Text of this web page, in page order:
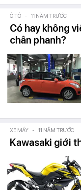
Ô TÔ - 11 NĂM TRƯỚC
Có hay không
chân phanh?
XE MÁY - 11 NĂM TRƯỚC
Kawasaki giới